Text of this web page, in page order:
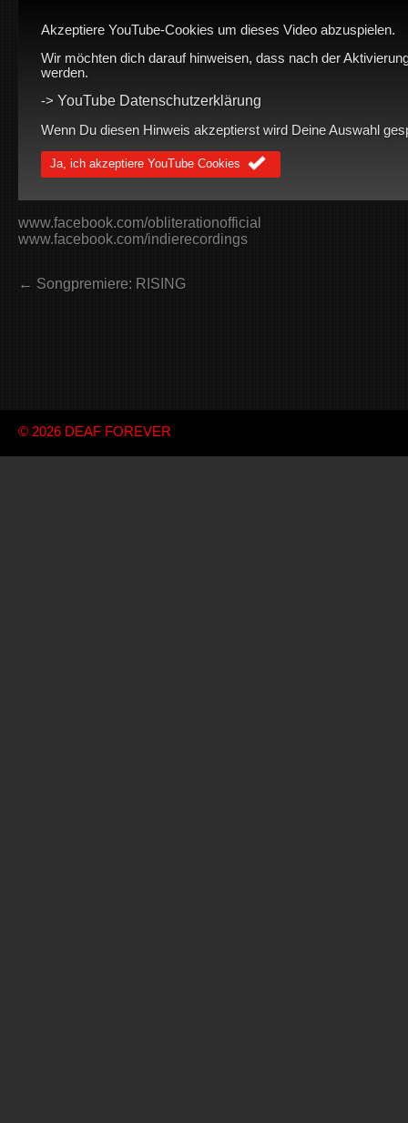
Akzeptiere YouTube-Cookies um dieses Video abzuspielen.
Wir möchten dich darauf hinweisen, dass nach der
werden.
-> YouTube Datenschutzerklärung
Wenn Du diesen Hinweis akzeptierst wird Deine Auswahl
Ja, ich akzeptiere YouTube Cookies
www.facebook.com/obliterationofficial
www.facebook.com/indierecordings
← Songpremiere: RISING
© 2026 DEAF FOREVER